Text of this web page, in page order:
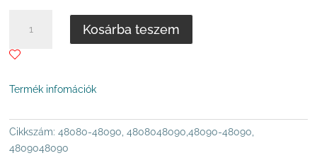
.000 Ft
(2008-
Kosárba teszem
Termék infomációk
Cikkszám:48080-48090, 4808048090,48090-48090,
4809048090